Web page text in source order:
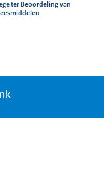
ter Beoordeling van